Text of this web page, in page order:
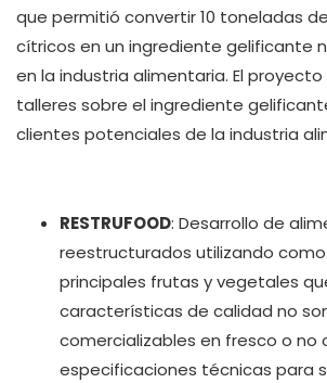
que permitió convertir 10 toneladas
cítricos en un ingrediente gelificante
en la industria alimentaria. El
talleres sobre el ingrediente
clientes potenciales de la industria
RESTRUFOOD: Desarrollo de
reestructurados utilizando
principales frutas y vegetales
características de calidad no
comercializables en fresco o no
especificaciones técnicas para